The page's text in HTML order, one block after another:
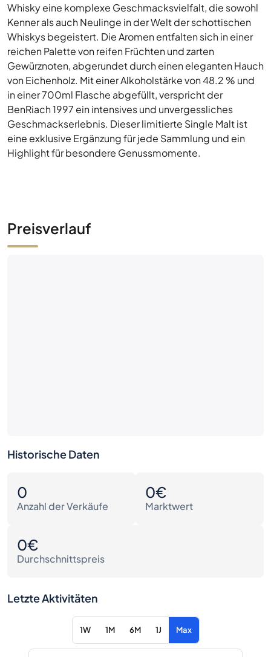
Whisky eine komplexe Geschmacksvielfalt, die sowohl
Kenner als auch Neulinge in der Welt der schottischen
Whiskys begeistert. Die Aromen entfalten sich in einer
reichen Palette von reifen Früchten und zarten
Gewürznoten, abgerundet durch einen eleganten Hauch
von Eichenholz. Mit einer Alkoholstärke von 48.2 % und
in einer 700ml Flasche abgefüllt, verspricht der
BenRiach 1997 ein intensives und unvergessliches
Geschmackserlebnis. Dieser limitierte Single Malt ist
eine exklusive Ergänzung für jede Sammlung und ein
Highlight für besondere Genussmomente.
Preisverlauf
Historische Daten
0
Anzahl der Verkäufe
0€
Marktwert
0€
Durchschnittspreis
Letzte Aktivitäten
1W 1M 6M 1J Max